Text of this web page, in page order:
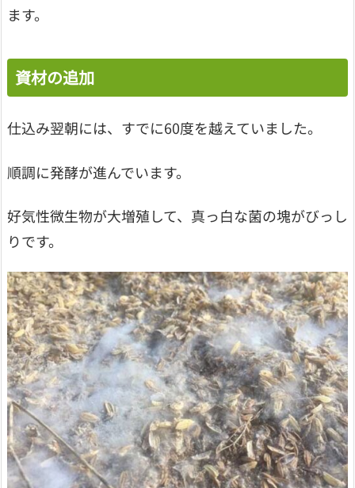
ます。
資材の追加
仕込み翌朝には、すでに60度を越えていました。
順調に発酵が進んでいます。
好気性微生物が大増殖して、真っ白な菌の塊がびっし
りです。